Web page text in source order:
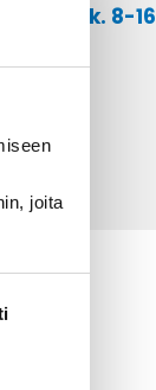
joita
ark. 8-16